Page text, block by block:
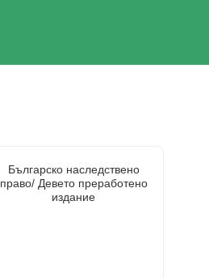
Българско наследствено
право/ Девето преработено
издание